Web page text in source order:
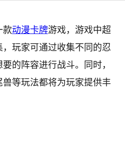
款动漫卡牌游戏，游戏中超
玩家可通过收集不同的忍
的阵容进行战斗。同时，
等玩法都将为玩家提供丰